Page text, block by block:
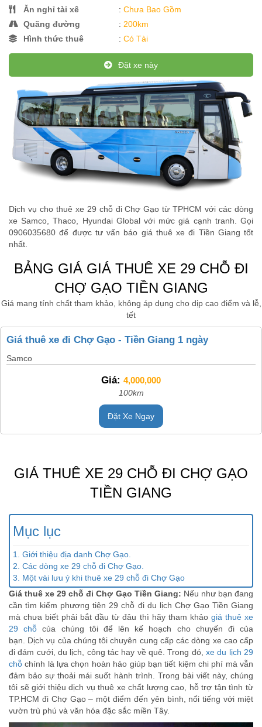
Ăn nghỉ tài xê
:Chưa Bao Gồm
Quãng đường
: 200km
Hình thức thuê
:Có Tài
Đặt xe này
Dịch vụ cho thuê xe 29 chỗ đi Chợ Gạo từ TPHCM với các dòng
xe Samco, Thaco, Hyundai Global với mức giá cạnh tranh. Gọi
0906035680 để được tư vấn báo giá thuê xe đi Tiền Giang tốt
nhất.
BẢNG GIÁ GIÁ THUÊ XE 29 CHỖ ĐI
CHỢ GẠO TIỀN GIANG
Giá mang tính chất tham khảo, không áp dụng cho dịp cao điểm và lễ,
tết
Giá thuê xe đi Chợ Gạo - Tiền Giang 1 ngày
Samco
Giá: 4,000,000
100km
Đặt Xe Ngay
GIÁ THUÊ XE 29 CHỖ ĐI CHỢ GẠO
TIỀN GIANG
Mục lục
1. Giới thiệu địa danh Chợ Gạo.
2. Các dòng xe 29 chỗ đi Chợ Gạo.
3. Một vài lưu ý khi thuê xe 29 chỗ đi Chợ Gạo
Giá thuê xe 29 chỗ đi Chợ Gạo Tiền Giang: Nếu như bạn đang
cần tìm kiếm phương tiện 29 chỗ đi du lịch Chợ Gạo Tiền Giang
mà chưa biết phải bắt đầu từ đâu thì hãy tham khảo giá thuê xe
29 chỗ của chúng tôi để lên kế hoạch cho chuyến đi của
bạn. Dịch vụ của chúng tôi chuyên cung cấp các dòng xe cao cấp
đi đám cưới, du lịch, công tác hay về quê. Trong đó, xe du lịch 29
chỗ chính là lựa chọn hoàn hảo giúp bạn tiết kiệm chi phí mà vẫn
đảm bảo sự thoải mái suốt hành trình. Trong bài viết này, chúng
tôi sẽ giới thiệu dịch vụ thuê xe chất lượng cao, hỗ trợ tận tình từ
TP.HCM đi Chợ Gạo – một điểm đến yên bình, nổi tiếng với miệt
vườn trù phú và văn hóa đặc sắc miền Tây.